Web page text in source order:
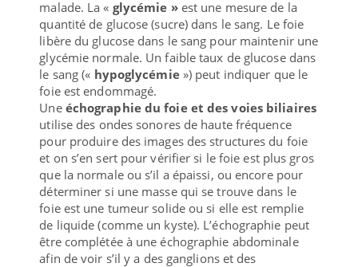
malade. La « glycémie »est une mesure de la
quantité de glucose (sucre) dans le sang. Le foie
libère du glucose dans le sang pour maintenir une
glycémie normale. Un faible taux de glucose dans
le sang (« hypoglycémie ») peut indiquer que le
foie est endommagé.
Une échographie du foie et des voies biliaires
utilise des ondes sonores de haute fréquence
pour produire des images des structures du foie
et on s’en sert pour vérifier si le foie est plus gros
que la normale ou s’il a épaissi, ou encore pour
déterminer si une masse qui se trouve dans le
foie est une tumeur solide ou si elle est remplie
de liquide (comme un kyste). L’échographie peut
être complétée à une échographie abdominale
afin de voir s’il y a des ganglions et des